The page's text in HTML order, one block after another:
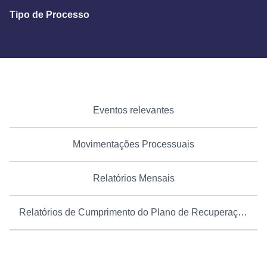
Tipo de Processo
Eventos relevantes
Movimentações Processuais
Relatórios Mensais
Relatórios de Cumprimento do Plano de Recuperação Judicial